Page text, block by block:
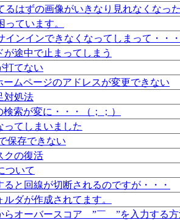
るはずの画像がいきなり見れなくなっ
ています。
インインできなくなってしまって・・
が途中で止まってしまう
打てない
ームページのアドレスが変更できない
対処法
索が変に・・・（；；）
ってしまいました
保存できない
クの復活
ついて
ると回線が切断されるのですが・・・
ダが作成されてます。
らオーバースコア ”￣ ”を入力する